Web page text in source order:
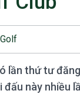
28/06/2024 12:00
25/04/2024 6:00
lần thứ tư
đấu này nhiều